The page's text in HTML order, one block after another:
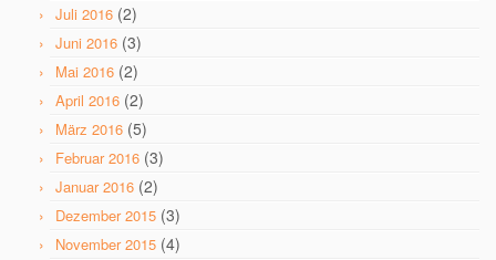
Juli 2016 (2)
Juni 2016 (3)
Mai 2016 (2)
April 2016 (2)
März 2016 (5)
Februar 2016 (3)
Januar 2016 (2)
Dezember 2015 (3)
November 2015 (4)